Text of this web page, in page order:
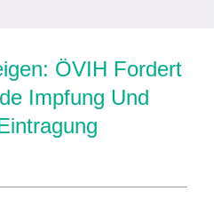
ÖVIH Fordert
Impfung Und